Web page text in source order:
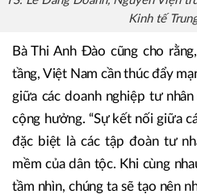
Kinh tế
Bà Thi Anh Đào cũng cho
tầng, Việt Nam cần thúc đẩy
giữa các doanh nghiệp tư
cộng hưởng. “Sự kết nối giữa
đặc biệt là các tập đoàn tư
mềm của dân tộc. Khi cùng
tầm nhìn, chúng ta sẽ tạo nên